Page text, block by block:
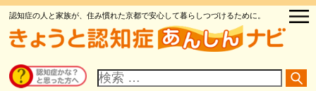
認知症の人と家族が、住み慣れた京都で安心して暮らしつづけるために。
イ
ト